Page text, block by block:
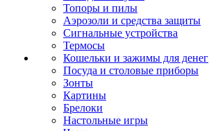
Топоры и пилы
Аэрозоли и средства защиты
Сигнальные устройства
Термосы
Кошельки и зажимы для денег
Посуда и столовые приборы
Зонты
Картины
Брелоки
Настольные игры